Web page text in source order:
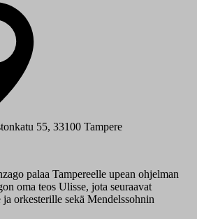
55, 33100 Tampere
palaa Tampereelle upean ohjelman
oma teos Ulisse, jota seuraavat
orkesterille sekä Mendelssohnin